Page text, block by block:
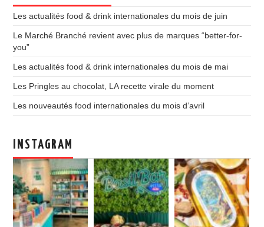
Les actualités food & drink internationales du mois de juin
Le Marché Branché revient avec plus de marques “better-for-
you”
Les actualités food & drink internationales du mois de mai
Les Pringles au chocolat, LA recette virale du moment
Les nouveautés food internationales du mois d’avril
INSTAGRAM